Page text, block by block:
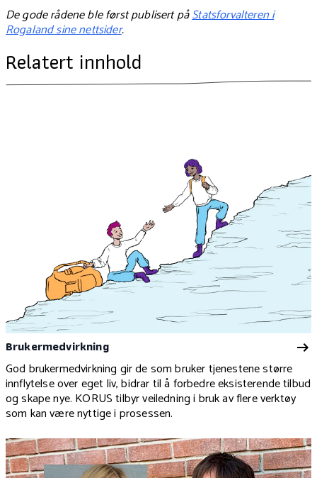
De gode rådene ble først publisert påStatsforvalteren i
Rogaland sine nettsider.
Relatert innhold
Brukermedvirkning
God brukermedvirkning gir de som bruker tjenestene større
innflytelse over eget liv, bidrar til å forbedre eksisterende tilbud
og skape nye. KORUS tilbyr veiledning i bruk av flere verktøy
som kan være nyttige i prosessen.